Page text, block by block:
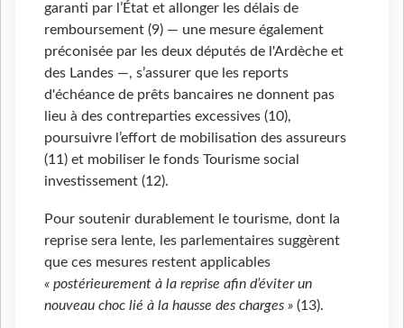
garanti par l’État et allonger les délais de
remboursement (9) — une mesure également
préconisée par les deux députés de l'Ardèche et
des Landes —, s’assurer que les reports
d'échéance de prêts bancaires ne donnent pas
lieu à des contreparties excessives (10),
poursuivre l’effort de mobilisation des assureurs
(11) et mobiliser le fonds Tourisme social
investissement (12).
Pour soutenir durablement le tourisme, dont la
reprise sera lente, les parlementaires suggèrent
que ces mesures restent applicables
« postérieurement à la reprise afin d’éviter un
nouveau choc lié à la hausse des charges » (13).